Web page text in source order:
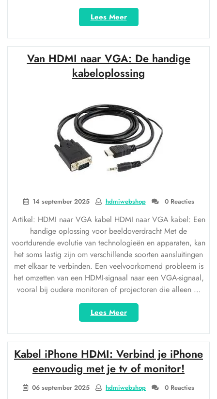
Lees Meer“Ontdek
de
Veelzijdigheid
van
HDMI
naar
HDMI
voor
Optimaal
Verbindingsgemak”
Van HDMI naar VGA: De handige
kabeloplossing
14 september 2025 hdmiwebshop 0 Reacties
Artikel: HDMI naar VGA kabel HDMI naar VGA kabel: Een
handige oplossing voor beeldoverdracht Met de
voortdurende evolutie van technologieën en apparaten, kan
het soms lastig zijn om verschillende soorten aansluitingen
met elkaar te verbinden. Een veelvoorkomend probleem is
het omzetten van een HDMI-signaal naar een VGA-signaal,
vooral bij oudere monitoren of projectoren die alleen …
Lees Meer“Van
HDMI
naar
VGA:
De
handige
kabeloplossing”
Kabel iPhone HDMI: Verbind je iPhone
eenvoudig met je tv of monitor!
06 september 2025 hdmiwebshop 0 Reacties